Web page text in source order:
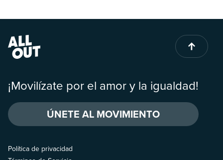
¡Movilízate por el amor y la igualdad!
ÚNETE AL MOVIMIENTO
Política de privacidad